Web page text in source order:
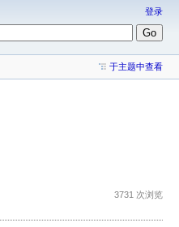
登录
于主题中查看
3731 次浏览